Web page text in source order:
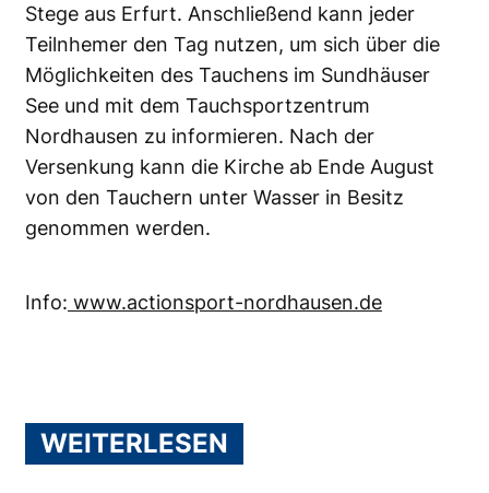
Stege aus Erfurt. Anschließend kann jeder
Teilnhemer den Tag nutzen, um sich über die
Möglichkeiten des Tauchens im Sundhäuser
See und mit dem Tauchsportzentrum
Nordhausen zu informieren. Nach der
Versenkung kann die Kirche ab Ende August
von den Tauchern unter Wasser in Besitz
genommen werden.
Info: www.actionsport-nordhausen.de
WEITERLESEN